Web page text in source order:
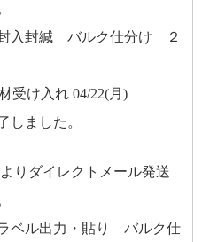
入封緘 バルク仕分け ２
受け入れ 04/22(月)
しました。
りダイレクトメール発送
ル出力・貼り バルク仕